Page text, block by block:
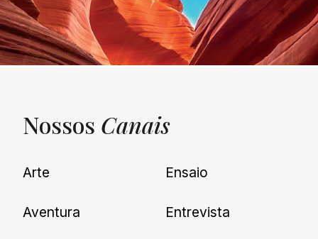
UNQUIET
Newsletter
Nossos Canais
Arte
Aventura
Ensaio
Entrevista